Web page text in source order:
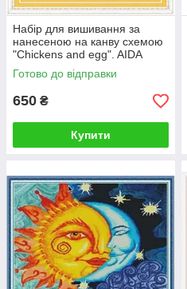
Набір для вишивання за
нанесеною на канву схемою
"Chickens and egg". AIDA
14CT printed, 34*34 см
Готово до відправки
650 ₴
Купити